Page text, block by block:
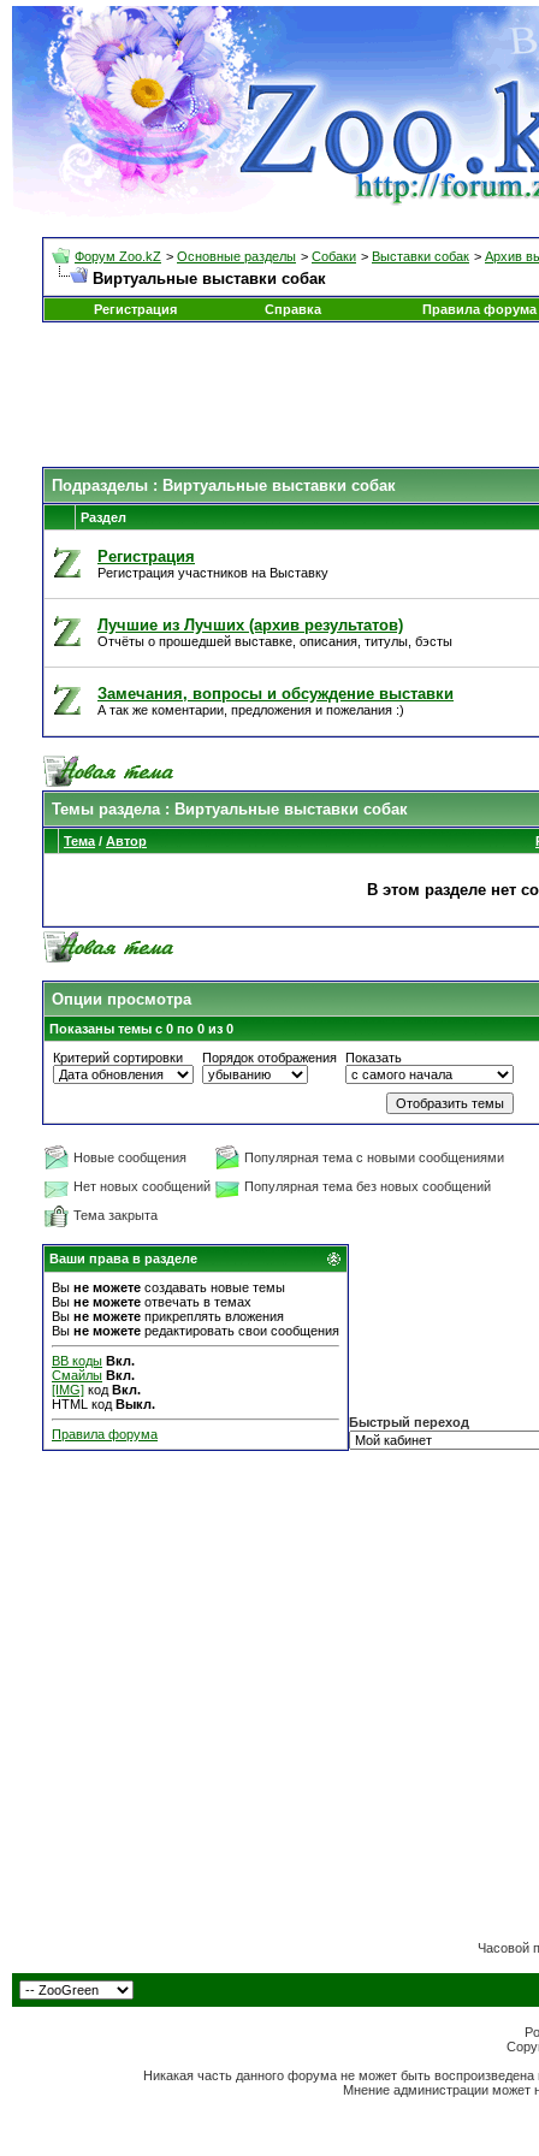
Форум Zoo.kZ > Основные разделы > Собаки > Выставки собак > Архив
Виртуальные выставки собак
Регистрация Справка Правила форума
Подразделы : Виртуальные выставки собак
Раздел
Регистрация
Регистрация участников на Выставку
Лучшие из Лучших (архив результатов)
Отчёты о прошедшей выставке, описания, титулы, бэсты
Замечания, вопросы и обсуждение выставки
А так же коментарии, предложения и пожелания :)
Темы раздела: Виртуальные выставки собак
Тема / Автор
В этом разделе нет
Опции просмотра
Показаны темы с 0 по 0 из 0
Критерий сортировки
Порядок отображения Показать
Новые сообщения
Популярная тема с новыми сообщениями
Нет новых сообщений
Популярная тема без новых сообщений
Тема закрыта
Ваши права в разделе
Вы не можете создавать новые темы
Вы не можете отвечать в темах
Вы не можете прикреплять вложения
Вы не можете редактировать свои сообщения
BB коды Вкл.
Смайлы Вкл.
[IMG] код Вкл.
HTML код Выкл.
Правила форума
Быстрый переход
Часовой
Никакая часть данного форума не может быть
Мнение администрации может